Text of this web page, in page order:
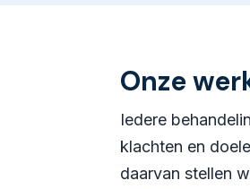
Onze
Iedere
klachten en
daarvan stellen